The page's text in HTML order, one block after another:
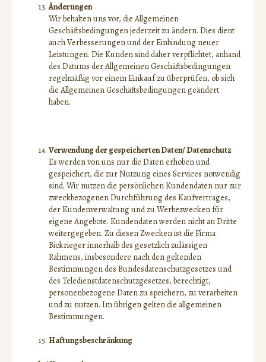
Änderungen
Wir behalten uns vor, die Allgemeinen
Geschäftsbedingungen jederzeit zu ändern. Dies dient
auch Verbesserungen und der Einbindung neuer
Leistungen. Die Kunden sind daher verpflichtet, anhand
des Datums der Allgemeinen Geschäftsbedingungen
regelmäßig vor einem Einkauf zu überprüfen, ob sich
die Allgemeinen Geschäftsbedingungen geändert
haben.
Verwendung der gespeicherten Daten/ Datenschutz
Es werden von uns nur die Daten erhoben und
gespeichert, die zur Nutzung eines Services notwendig
sind. Wir nutzen die persönlichen Kundendaten nur zur
zweckbezogenen Durchführung des Kaufvertrages,
der Kundenverwaltung und zu Werbezwecken für
eigene Angebote. Kundendaten werden nicht an Dritte
weitergegeben. Zu diesen Zwecken ist die Firma
Biokrieger innerhalb des gesetzlich zulässigen
Rahmens, insbesondere nach den geltenden
Bestimmungen des Bundesdatenschutzgesetzes und
des Teledienstdatenschutzgesetzes, berechtigt,
personenbezogene Daten zu speichern, zu verarbeiten
und zu nutzen. Im übrigen gelten die allgemeinen
Bestimmungen.
Haftungsbeschränkung